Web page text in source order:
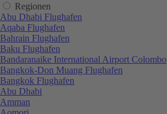
Regionen
Abu Dhabi Flughafen
Aqaba Flughafen
Bahrain Flughafen
Baku Flughafen
Bandaranaike International Airport Colombo
Bangkok-Don Muang Flughafen
Bangkok Flughafen
Abu Dhabi
Amman